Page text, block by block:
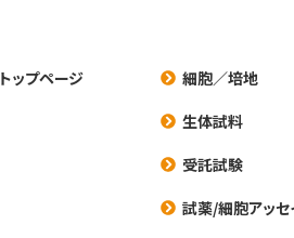
トップページ
細胞／培地
生体試料
受託試験
試薬/細胞アッセ